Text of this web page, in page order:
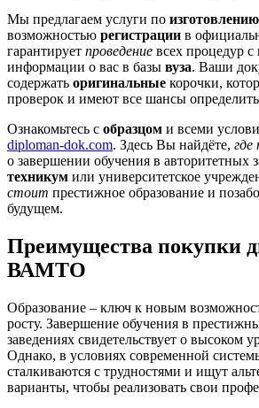
Мы предлагаем услуги по изготовлению
возможностью регистрации в
гарантирует проведение всех процедур
информации о вас в базы вуза. Ваши
содержать оригинальные корочки,
проверок и имеют все шансы
Ознакомьтесь с образцом и всеми
diploman-dok.com. Здесь Вы найдёте, где
о завершении обучения в авторитетных
техникум или университетское
стоит престижное образование и
будущем.
Преимущества покупки
ВАМТО
Образование – ключ к новым
росту. Завершение обучения в
заведениях свидетельствует о высоком
Однако, в условиях современной
сталкиваются с трудностями и ищут
варианты, чтобы реализовать свои